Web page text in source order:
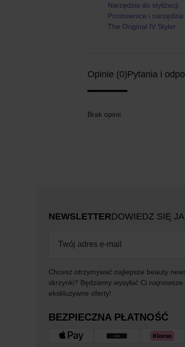
Narzędzia do stylizacji
Prostownice i
The Original IV Styler
Opinie (0)Pytania i
Brak opinii
NEWSLETTERDOWIEDZ SIĘ
Chcesz otrzymywać najlepsze beauty
skrzynki? Będziemy wysyłać Ci
ekskluzywne oferty!
BEZPIECZNA PŁATNOŚĆ